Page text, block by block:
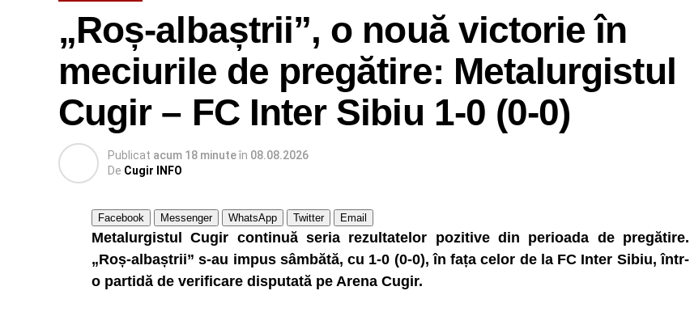
„Roș-albaștrii”, o nouă victorie în
meciurile de pregătire: Metalurgistul
Cugir – FC Inter Sibiu 1-0 (0-0)
Publicat acum 18 minuteîn 08.08.2026
De Cugir INFO
Facebook Messenger WhatsApp Twitter Email
Metalurgistul Cugir continuă seria rezultatelor pozitive din perioada de pregătire.
„Roș-albaștrii” s-au impus sâmbătă, cu 1-0 (0-0), în fața celor de la FC Inter Sibiu, într-
o partidă de verificare disputată pe Arena Cugir.